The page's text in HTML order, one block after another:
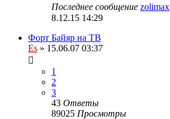
Последнее сообщение zolimax
8.12.15 14:29
Форт Байяр на ТВ
Es » 15.06.07 03:37
1
2
3
43 Ответы
89025 Просмотры